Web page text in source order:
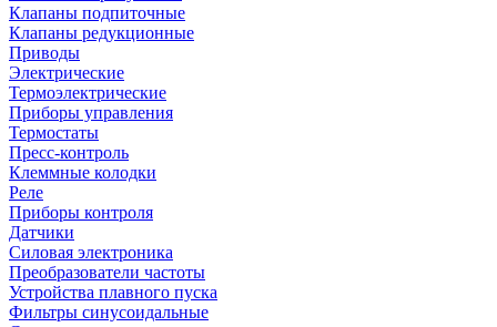
Клапаны подпиточные
Клапаны редукционные
Приводы
Электрические
Термоэлектрические
Приборы управления
Термостаты
Пресс-контроль
Клеммные колодки
Реле
Приборы контроля
Датчики
Силовая электроника
Преобразователи частоты
Устройства плавного пуска
Фильтры синусоидальные